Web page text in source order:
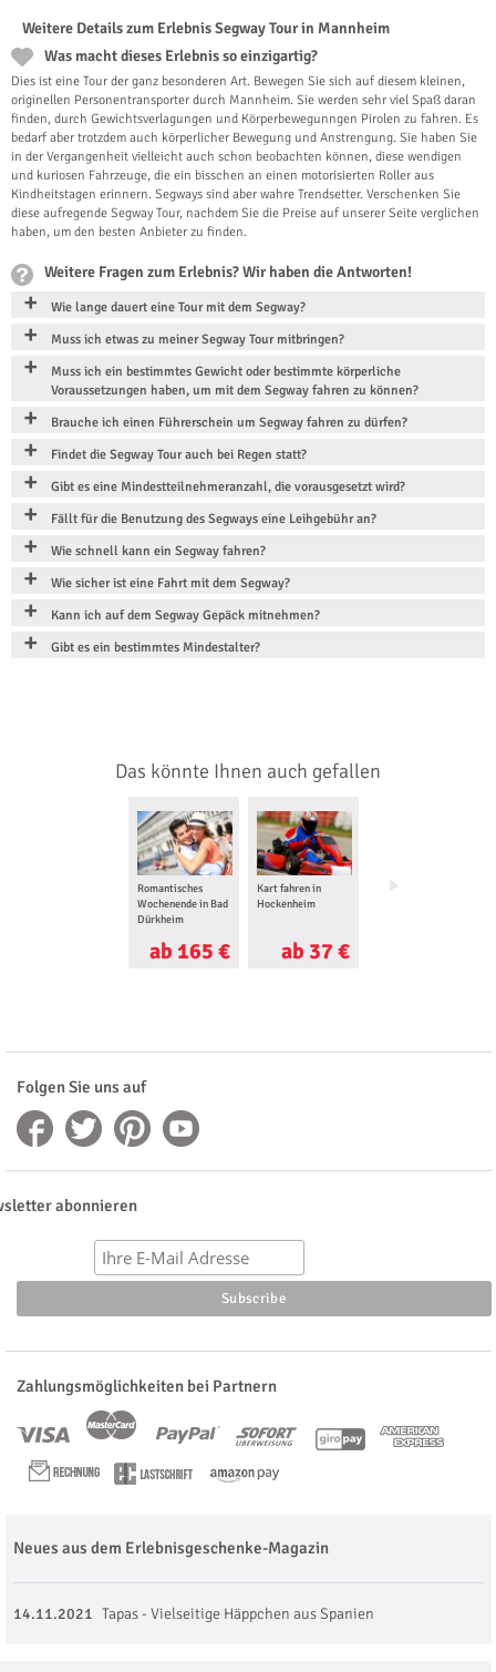
Weitere Details zum Erlebnis Segway Tour in Mannheim
Was macht dieses Erlebnis so einzigartig?
Dies ist eine Tour der ganz besonderen Art. Bewegen Sie sich auf diesem kleinen,
originellen Personentransporter durch Mannheim. Sie werden sehr viel Spaß daran
finden, durch Gewichtsverlagungen und Körperbewegunngen Pirolen zu fahren. Es
bedarf aber trotzdem auch körperlicher Bewegung und Anstrengung. Sie haben Sie
in der Vergangenheit vielleicht auch schon beobachten können, diese wendigen
und kuriosen Fahrzeuge, die ein bisschen an einen motorisierten Roller aus
Kindheitstagen erinnern. Segways sind aber wahre Trendsetter. Verschenken Sie
diese aufregende Segway Tour, nachdem Sie die Preise auf unserer Seite verglichen
haben, um den besten Anbieter zu finden.
Weitere Fragen zum Erlebnis? Wir haben die Antworten!
Wie lange dauert eine Tour mit dem Segway?
Muss ich etwas zu meiner Segway Tour mitbringen?
Muss ich ein bestimmtes Gewicht oder bestimmte körperliche
Voraussetzungen haben, um mit dem Segway fahren zu können?
Brauche ich einen Führerschein um Segway fahren zu dürfen?
Findet die Segway Tour auch bei Regen statt?
Gibt es eine Mindestteilnehmeranzahl, die vorausgesetzt wird?
Fällt für die Benutzung des Segways eine Leihgebühr an?
Wie schnell kann ein Segway fahren?
Wie sicher ist eine Fahrt mit dem Segway?
Kann ich auf dem Segway Gepäck mitnehmen?
Gibt es ein bestimmtes Mindestalter?
Das könnte Ihnen auch gefallen
Romantisches
Wochenende in Bad
Dürkheim
ab 165 €
Kart fahren in
Hockenheim
ab 37 €
Jetski fahren in
Folgen Sie uns auf
abonnieren
Zahlungsmöglichkeiten bei Partnern
Neues aus dem Erlebnisgeschenke-Magazin
14.11.2021 Tapas - Vielseitige Häppchen aus Spanien